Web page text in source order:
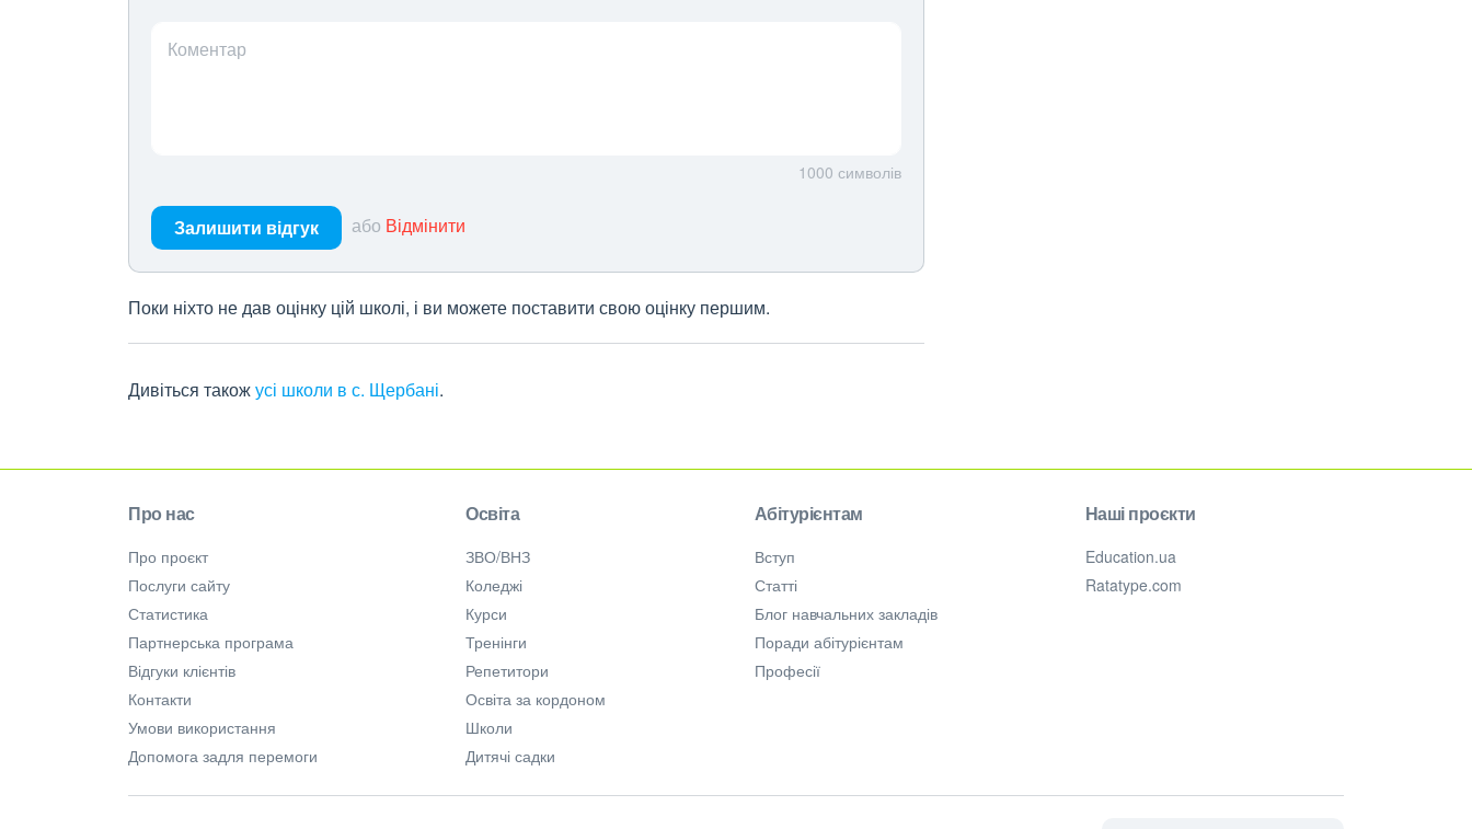
Коментар
1000 символів
Залишити відгук або Відмінити
Поки ніхто не дав оцінку цій школі, і ви можете поставити свою оцінку першим.
Дивіться такожусі школи в с. Щербані.
Про нас
Про проєкт
Послуги сайту
Статистика
Партнерська програма
Відгуки клієнтів
Контакти
Умови використання
Допомога задля перемоги
Освіта
ЗВО/ВНЗ
Коледжі
Курси
Тренінги
Репетитори
Освіта за кордоном
Школи
Дитячі садки
Абітурієнтам
Вступ
Статті
Блог навчальних закладів
Поради абітурієнтам
Професії
Наші проєкти
Education.ua
Ratatype.com